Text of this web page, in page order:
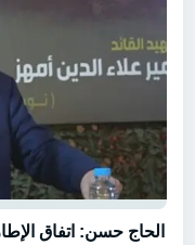
الحاج حسن: اتفاق